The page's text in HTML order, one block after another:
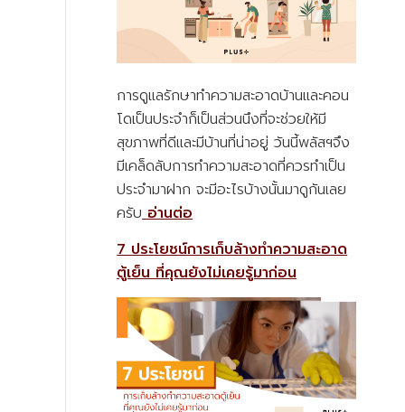
การดูแลรักษาทำความสะอาดบ้านและคอน
โดเป็นประจำก็เป็นส่วนนึงที่จะช่วยให้มี
สุขภาพที่ดีและมีบ้านที่น่าอยู่ วันนี้พลัสฯจึง
มีเคล็ดลับการทำความสะอาดที่ควรทำเป็น
ประจำมาฝาก จะมีอะไรบ้างนั้นมาดูกันเลย
ครับ อ่านต่อ
7 ประโยชน์การเก็บล้างทำความสะอาด
ตู้เย็น ที่คุณยังไม่เคยรู้มาก่อน